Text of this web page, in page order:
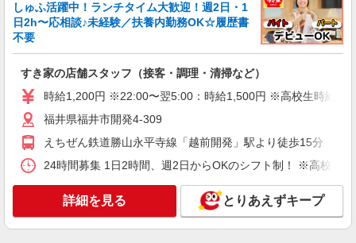
コンパスグループ・ジャパン株式会社 21610_p
調理員【アルバイト・パート】
分単位で別途支給します。
西武福井店 （福井県福井市中央1-8-1 8階）
キープ
アルバイト
コンパスグループ・ジャパン株式会社 21610_p
調理補助【アルバイト・パート】
時給1,100円以上 試用期間中 時給1,100円以上
しゅふ活躍中！ランチタイム大歓迎！週2日・1
日2h〜応相談♪未経験／扶養内勤務OK☆履歴書
不要
すき家の店舗スタッフ（接客・調理・清掃など）
時給1,200円 ※22:00〜翌5:00：時給1,500円 ※高校生時給
福井県福井市開発4-309
えちぜん鉄道勝山永平寺線「越前開発」駅より徒歩15分
24時間募集 1日2時間、週2日からOKのシフト制！ ※高校生
詳細を見る とりあえずキープ